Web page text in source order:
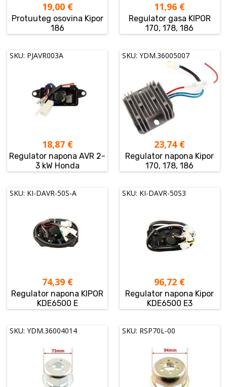
19,00 €
Protuuteg osovina Kipor
186
11,96 €
Regulator gasa KIPOR
170, 178, 186
SKU: PJAVR003A
18,87 €
Regulator napona AVR 2-
3 kW Honda
SKU: YDM.36005007
23,74 €
Regulator napona Kipor
170, 178, 186
SKU: KI-DAVR-50S-A
74,39 €
Regulator napona KIPOR
KDE6500 E
SKU: KI-DAVR-50S3
96,72 €
Regulator napona Kipor
KDE6500 E3
SKU: YDM.36004014 SKU: RSP70L-00